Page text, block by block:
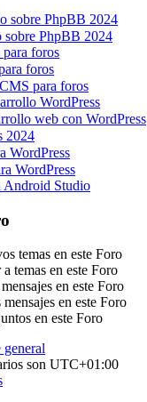
sobre PhpBB 2024
PhpBB 2024
para foros
foros
para foros
WordPress
web con WordPress
2024
WordPress
WordPress
Android Studio
temas en este Foro
a temas en este Foro
en este Foro
mensajes en este Foro
en este Foro
general
son UTC+01:00